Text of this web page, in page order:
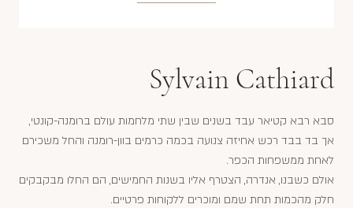
Sylvain Cathiard
סבא רבא קטיאר עבד בשנים שבין שתי מלחמות עולם ברומנה-קונטי,
אך בד בבד רכש אחיזה צנועה בכמה כרמים בוון-רומנה והחל משכירם
לאחת ממשפחות הכפר.
אולם כשבנו, אנדרה, הצטרף אליו בשנות החמישים, הם החלו מבקבקים
חלק מהכמות תחת שמם ומוכרים ללקוחות פרטיים.